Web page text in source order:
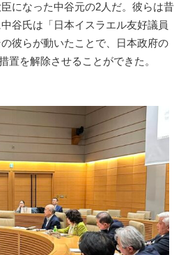
になった中谷元の2人だ。彼らは昔
谷氏は「日本イスラエル友好議員
彼らが動いたことで、日本政府の
置を解除させることができた。